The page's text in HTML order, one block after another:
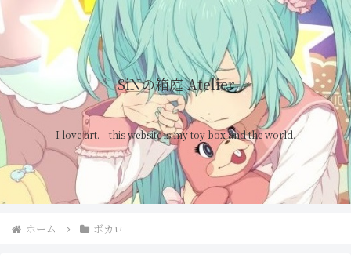
SiNの箱庭 Atelier
I love art. this website is my toy box and the world.
ホーム ボカロ